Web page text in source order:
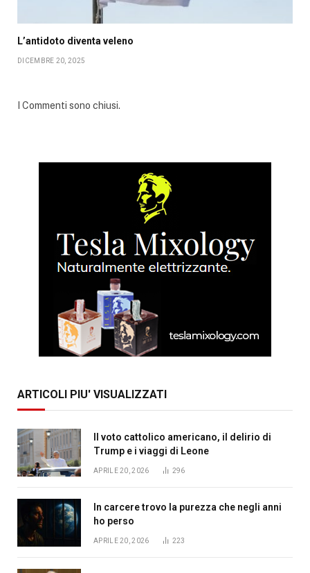
L’antidoto diventa veleno
DICEMBRE 20, 2025
I Commenti sono chiusi.
ARTICOLI PIU' VISUALIZZATI
Il voto cattolico americano, il delirio di
Trump e i viaggi di Leone
APRILE 20, 2026 296
In carcere trovo la purezza che negli anni
ho perso
APRILE 20, 2026 223